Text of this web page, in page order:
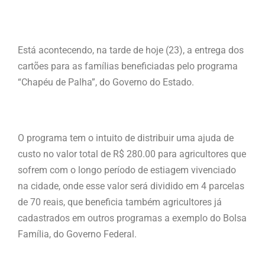
Está acontecendo, na tarde de hoje (23), a entrega dos
cartões para as famílias beneficiadas pelo programa
“Chapéu de Palha”, do Governo do Estado.
O programa tem o intuito de distribuir uma ajuda de
custo no valor total de R$ 280.00 para agricultores que
sofrem com o longo período de estiagem vivenciado
na cidade, onde esse valor será dividido em 4 parcelas
de 70 reais, que beneficia também agricultores já
cadastrados em outros programas a exemplo do Bolsa
Família, do Governo Federal.